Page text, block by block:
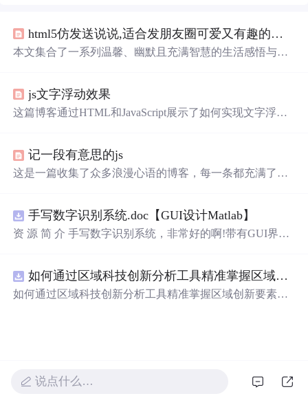
html5仿发送说说,适合发朋友圈可爱又有趣的说说 朋友圈必备秒赞文案
本文集合了一系列温馨、幽默且充满智慧的生活感悟与心
js文字浮动效果
这篇博客通过HTML和JavaScript展示了如何实现文字浮动
在页面上随机飘动的视觉效果。此外，文中还包含了对CS
S样式和JavaScript事件监听的运用，增加了互动性和趣味
记一段有意思的js
这是一篇收集了众多浪漫心语的博客，每一条都充满了甜
的独特情感，仿佛每个瞬间都因你而闪耀。这些话语如同
繁星，照亮了平凡的日子，让人感受到爱的力量和美好。
手写数字识别系统.doc【GUI设计Matlab】
资 源 简 介 手写数字识别系统，非常好的啊!带有GUI界
带有直观的图形用户界面（GUI），非常容易使用。你只
需要将手写数字输入系统，它将立即给出准确的识别结
如何通过区域科技创新分析工具精准掌握区域创新要素分布与产业链融合现状？.docx
如何通过区域科技创新分析工具精准掌握区域创新要素分
说点什么…